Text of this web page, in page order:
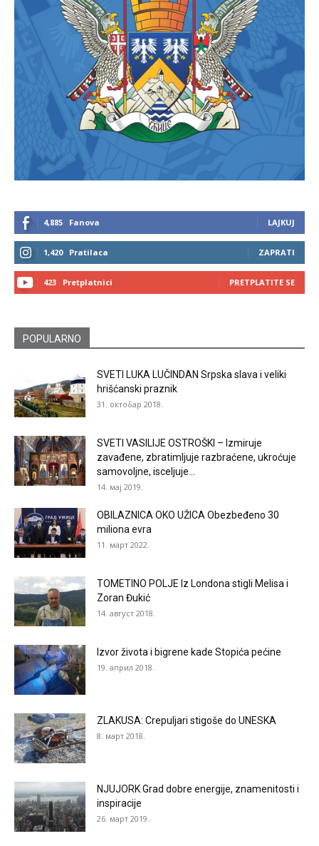
4,885 Fanova LAJKUJ
1,420 Pratilaca ZAPRATI
423 Pretplatnici PRETPLATITE SE
POPULARNO
SVETI LUKA LUČINDAN Srpska slava i veliki
hrišćanski praznik
31. октобар 2018.
SVETI VASILIJE OSTROŠKI – Izmiruje
zavađene, zbratimljuje razbraćene, ukroćuje
samovoljne, isceljuje...
14. мај 2019.
OBILAZNICA OKO UŽICA Obezbeđeno 30
miliona evra
11. март 2022.
TOMETINO POLJE Iz Londona stigli Melisa i
Zoran Đukić
14. август 2018.
Izvor života i bigrene kade Stopića pećine
19. април 2018.
ZLAKUSA: Crepuljari stigoše do UNESKA
8. март 2018.
NJUJORK Grad dobre energije, znamenitosti i
inspiracije
26. март 2019.